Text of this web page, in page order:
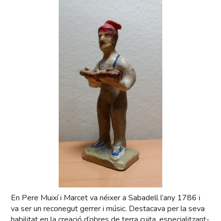
En Pere Muixí i Marcet va néixer a Sabadell l’any 1786 i
va ser un reconegut gerrer i músic. Destacava per la seva